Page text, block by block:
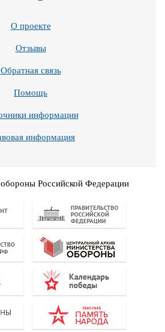
О проекте
Отзывы
Обратная связь
Помощь
информации
информация
Российской Федерации